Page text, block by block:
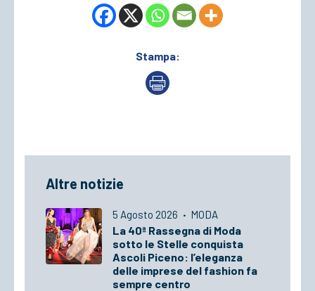
Stampa:
Altre notizie
5 Agosto 2026 · MODA
La 40ª Rassegna di Moda
sotto le Stelle conquista
Ascoli Piceno: l’eleganza
delle imprese del fashion fa
sempre centro